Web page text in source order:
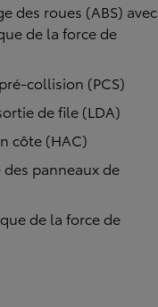
des roues (ABS) avec
de la force de
collision (PCS)
de file (LDA)
côte (HAC)
panneaux de
de la force de